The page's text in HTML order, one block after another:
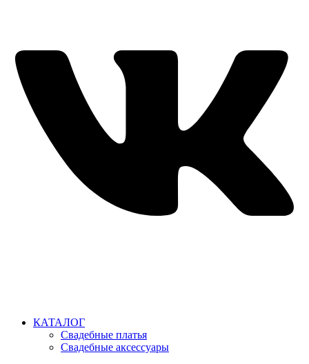
КАТАЛОГ
Свадебные платья
Свадебные аксессуары